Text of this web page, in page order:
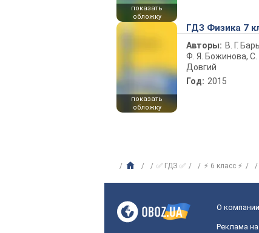
показать
обложку
показать
обложку
ГДЗ Физика 7
Авторы: В. Г.
Ф. Я. Божинова, С.
Довгий
Год: 2015
✅ ГДЗ ✅ ⚡ 6 класс ⚡
О компании
Реклама